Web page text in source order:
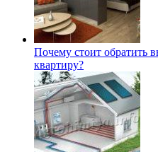
Почему стоит обратить
квартиру?